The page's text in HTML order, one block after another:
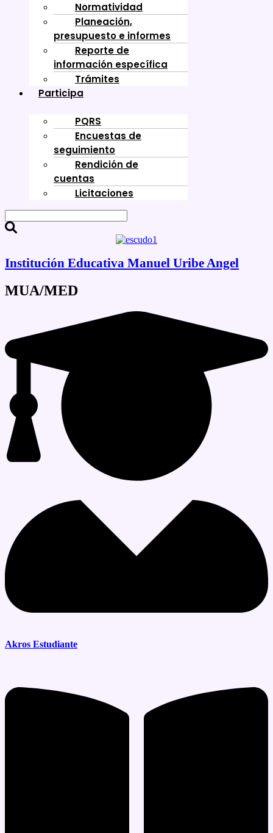
Normatividad
Planeación,
presupuesto e informes
Reporte de
información específica
Trámites
Participa
PQRS
Encuestas de
seguimiento
Rendición de
cuentas
Licitaciones
Institución Educativa Manuel Uribe Angel
MUA/MED
Akros Estudiante